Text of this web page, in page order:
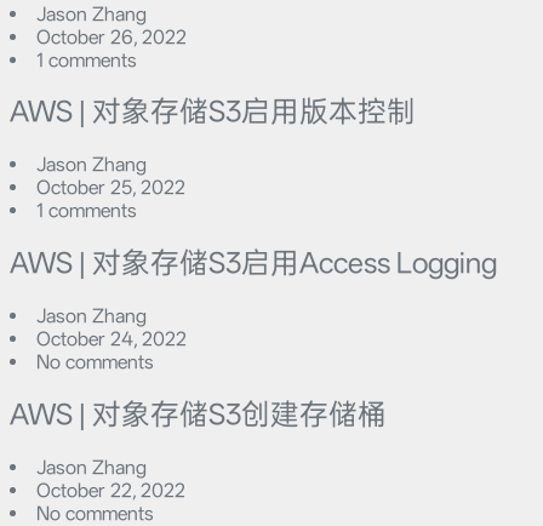
Jason Zhang
October 26, 2022
1 comments
AWS | 对象存储S3启用版本控制
Jason Zhang
October 25, 2022
1 comments
AWS | 对象存储S3启用Access Logging
Jason Zhang
October 24, 2022
No comments
AWS | 对象存储S3创建存储桶
Jason Zhang
October 22, 2022
No comments